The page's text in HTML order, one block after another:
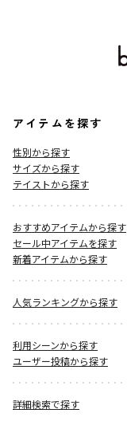
アイテムを探す
性別から探す
サイズから探す
テイストから探す
おすすめアイテムから探す
セール中アイテムを探す
新着アイテムから探す
人気ランキングから探す
利用シーンから探す
ユーザー投稿から探す
詳細検索で探す